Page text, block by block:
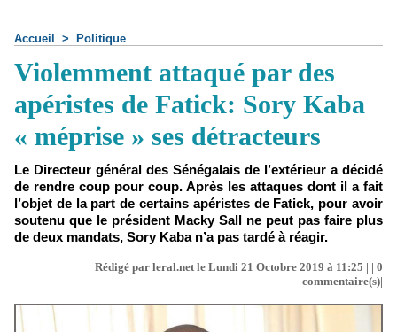
Accueil > Politique
Violemment attaqué par des
apéristes de Fatick: Sory Kaba
« méprise » ses détracteurs
Le Directeur général des Sénégalais de l’extérieur a décidé
de rendre coup pour coup. Après les attaques dont il a fait
l’objet de la part de certains apéristes de Fatick, pour avoir
soutenu que le président Macky Sall ne peut pas faire plus
de deux mandats, Sory Kaba n’a pas tardé à réagir.
Rédigé par leral.net le Lundi 21 Octobre 2019 à 11:25 | | 0
commentaire(s)|